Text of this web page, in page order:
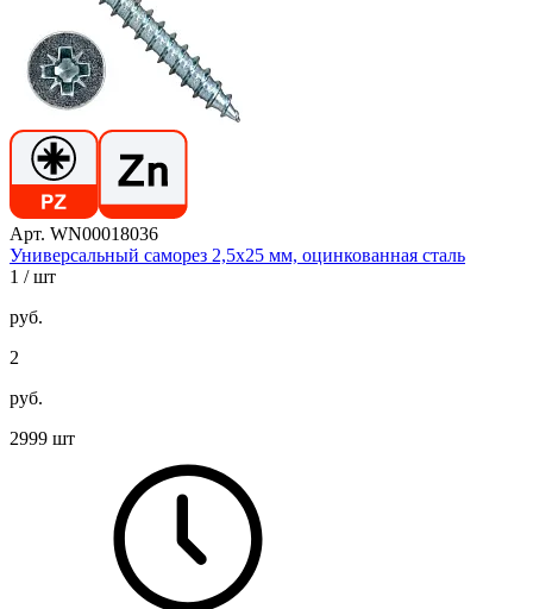
Арт. WN00018036
Универсальный саморез 2,5х25 мм, оцинкованная сталь
1 / шт
руб.
2
руб.
2999 шт